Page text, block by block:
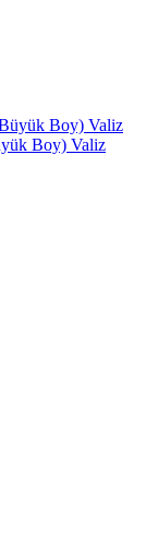
Boy) Valiz